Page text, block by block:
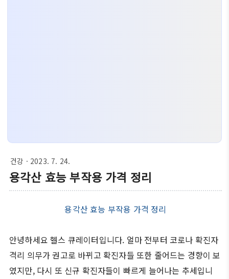
건강 · 2023. 7. 24.
용각산 효능 부작용 가격 정리
용각산 효능 부작용 가격 정리
안녕하세요 헬스 큐레이터입니다. 얼마 전부터 코로나 확진자
격리 의무가 권고로 바뀌고 확진자들 또한 줄어드는 경향이 보
였지만, 다시 또 신규 확진자들이 빠르게 늘어나는 추세입니